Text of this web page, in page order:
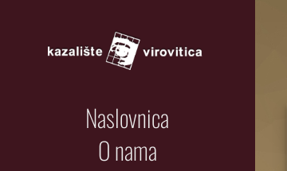
Naslovnica
O nama